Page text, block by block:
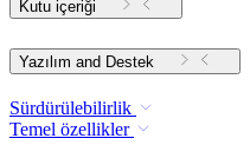
Kutu içeriği
Yazılım and Destek
Sürdürülebilirlik
Temel özellikler